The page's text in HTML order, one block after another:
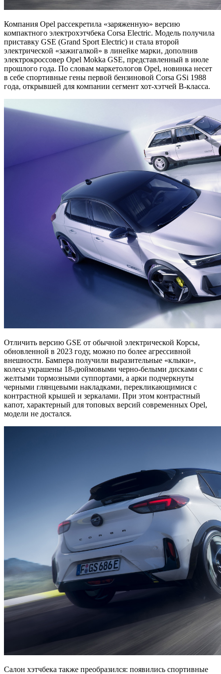
Компания Opel рассекретила «заряженную» версию
компактного электрохэтчбека Corsa Electric. Модель получила
приставку GSE (Grand Sport Electric) и стала второй
электрической «зажигалкой» в линейке марки, дополнив
электрокроссовер Opel Mokka GSE, представленный в июле
прошлого года. По словам маркетологов Opel, новинка несет
в себе спортивные гены первой бензиновой Corsa GSi 1988
года, открывшей для компании сегмент хот-хэтчей B-класса.
Отличить версию GSE от обычной электрической Корсы,
обновленной в 2023 году, можно по более агрессивной
внешности. Бампера получили выразительные «клыки»,
колеса украшены 18-дюймовыми черно-белыми дисками с
желтыми тормозными суппортами, а арки подчеркнуты
черными глянцевыми накладками, перекликающимися с
контрастной крышей и зеркалами. При этом контрастный
капот, характерный для топовых версий современных Opel,
модели не достался.
Салон хэтчбека также преобразился: появились спортивные